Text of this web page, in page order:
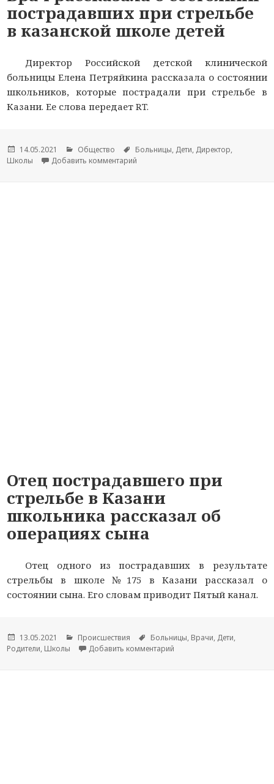
пострадавших при стрельбе
в казанской школе детей
Директор Российской детской клинической
больницы Елена Петряйкина рассказала о состоянии
школьников, которые пострадали при стрельбе в
Казани. Ее слова передает RT.
Опубликовано
14.05.2021 Рубрики
Общество Метки
Больницы, Дети, Директор,
Школы
Добавить комментарий
Отец пострадавшего при
стрельбе в Казани
школьника рассказал об
операциях сына
Отец одного из пострадавших в результате
стрельбы в школе №175 в Казани рассказал о
состоянии сына. Его словам приводит Пятый канал.
Опубликовано
13.05.2021 Рубрики
Происшествия Метки
Больницы, Врачи, Дети,
Родители, Школы Добавить комментарий